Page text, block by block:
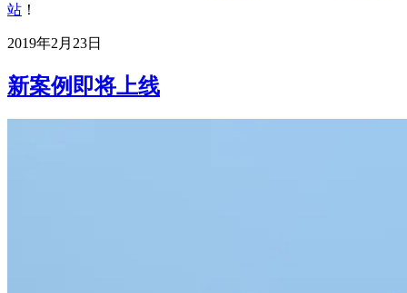
站 ！
2019年2月23日
新案例即将上线